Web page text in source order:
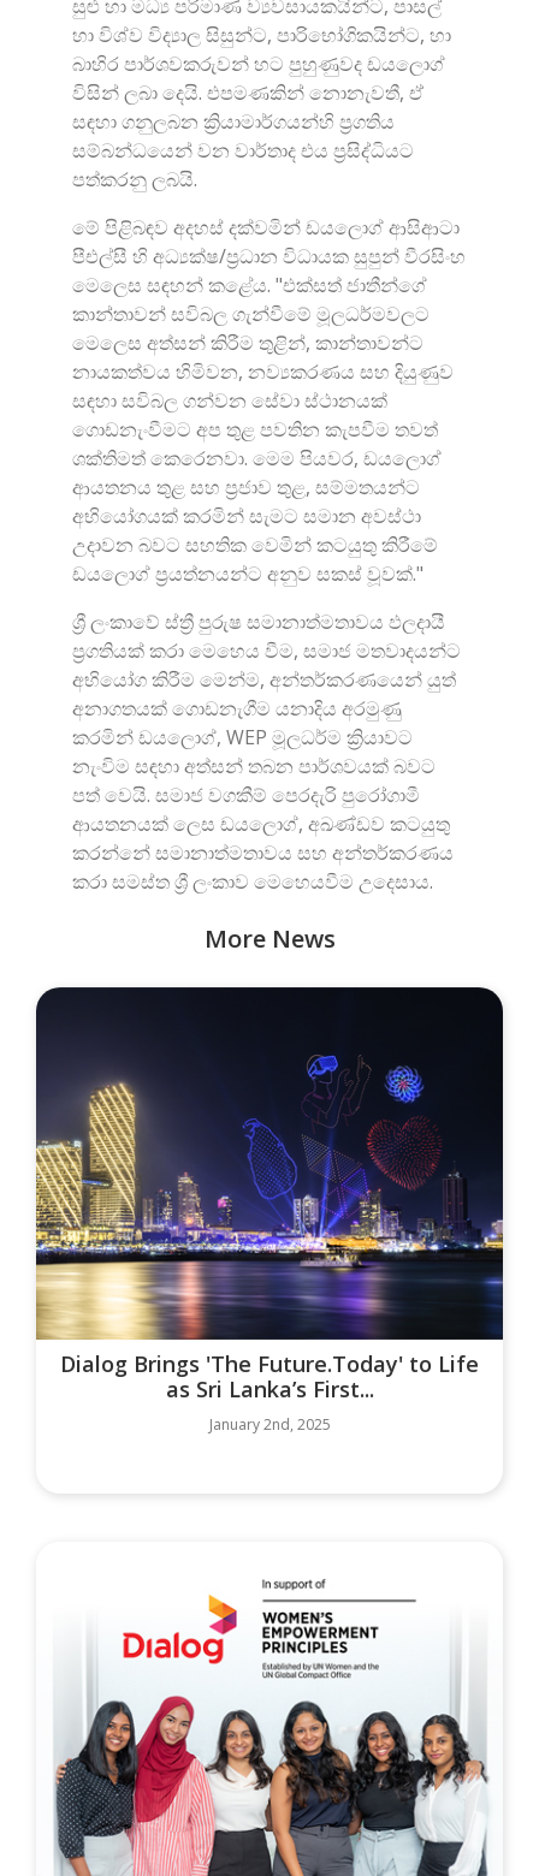
සුළු හා මධ්‍ය පරිමාණ ව්‍යවසායකයින්ට, පාසල්
හා විශ්ව විද්‍යාල සිසුන්ට, පාරිභෝගිකයින්ට, හා
බාහිර පාර්ශවකරුවන් හට පුහුණුවද ඩයලොග්
විසින් ලබා දෙයි. එපමණකින් නොනැවතී, ඒ
සඳහා ගනුලබන ක්‍රියාමාර්ගයන්හි ප්‍රගතිය
සම්බන්ධයෙන් වන වාර්තාද එය ප්‍රසිද්ධියට
පත්කරනු ලබයි.
මේ පිළිබඳව අදහස් දක්වමින් ඩයලොග් ආසිආටා
පීඑල්සී හි අධ්‍යක්ෂ/ප්‍රධාන විධායක සුපුන් වීරසිංහ
මෙලෙස සඳහන් කළේය. "එක්සත් ජාතීන්ගේ
කාන්තාවන් සවිබල ගැන්වීමේ මූලධර්මවලට
මෙලෙස අත්සන් කිරීම තුළින්, කාන්තාවන්ට
නායකත්වය හිමිවන, නව්‍යකරණය සහ දියුණුව
සඳහා සවිබල ගන්වන සේවා ස්ථානයක්
ගොඩනැංවීමට අප තුළ පවතින කැපවීම තවත්
ශක්තිමත් කෙරෙනවා. මෙම පියවර, ඩයලොග්
ආයතනය තුළ සහ ප්‍රජාව තුළ, සම්මතයන්ට
අභියෝගයක් කරමින් සැමට සමාන අවස්ථා
උදාවන බවට සහතික වෙමින් කටයුතු කිරීමේ
ඩයලොග් ප්‍රයත්නයන්ට අනුව සකස් වූවක්."
ශ්‍රී ලංකාවේ ස්ත්‍රී පුරුෂ සමානාත්මතාවය ඵලදායී
ප්‍රගතියක් කරා මෙහෙය වීම, සමාජ මතවාදයන්ට
අභියෝග කිරීම මෙන්ම, අන්තර්කරණයෙන් යුත්
අනාගතයක් ගොඩනැගීම යනාදිය අරමුණු
කරමින් ඩයලොග්, WEP මූලධර්ම ක්‍රියාවට
නැංවිම සඳහා අත්සන් තබන පාර්ශවයක් බවට
පත් වෙයි. සමාජ වගකීම් පෙරදැරි පුරෝගාමී
ආයතනයක් ලෙස ඩයලොග්, අඛණ්ඩව කටයුතු
කරන්නේ සමානාත්මතාවය සහ අන්තර්කරණය
කරා සමස්ත ශ්‍රී ලංකාව මෙහෙයවීම උදෙසාය.
More News
Dialog Brings 'The Future.Today' to Life
as Sri Lanka’s First...
January 2nd, 2025